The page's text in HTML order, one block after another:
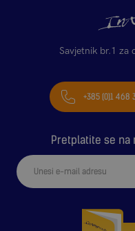
Savjetnik br.1 za
+385 (0)1 468
Pretplatite se